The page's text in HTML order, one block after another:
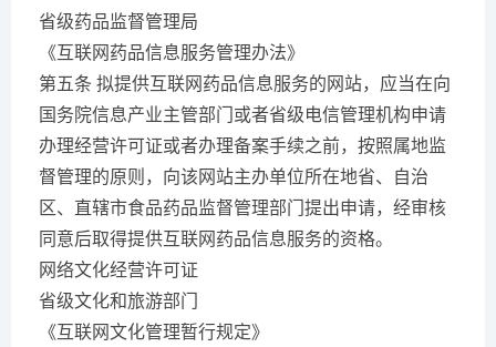
省级药品监督管理局
《互联网药品信息服务管理办法》
第五条 拟提供互联网药品信息服务的网站，应当在向
国务院信息产业主管部门或者省级电信管理机构申请
办理经营许可证或者办理备案手续之前，按照属地监
督管理的原则，向该网站主办单位所在地省、自治
区、直辖市食品药品监督管理部门提出申请，经审核
同意后取得提供互联网药品信息服务的资格。
网络文化经营许可证
省级文化和旅游部门
《互联网文化管理暂行规定》